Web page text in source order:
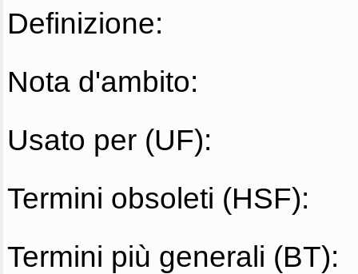
Definizione:
Nota d'ambito:
Usato per (UF):
Termini obsoleti (HSF):
Termini più generali (BT):